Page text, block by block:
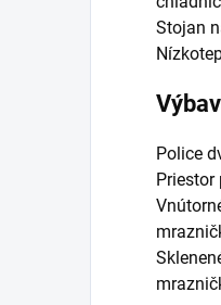
Stojan
Police
Priestor